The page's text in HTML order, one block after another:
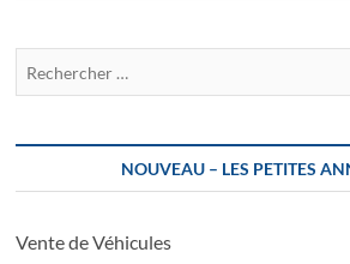
NOUVEAU – LES PETITES
Vente de Véhicules